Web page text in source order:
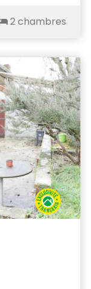
2 chambres